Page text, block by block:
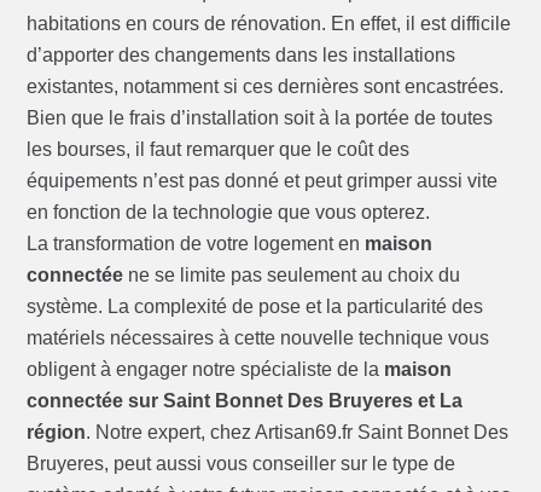
habitations en cours de rénovation. En effet, il est difficile
d’apporter des changements dans les installations
existantes, notamment si ces dernières sont encastrées.
Bien que le frais d’installation soit à la portée de toutes
les bourses, il faut remarquer que le coût des
équipements n’est pas donné et peut grimper aussi vite
en fonction de la technologie que vous opterez.
La transformation de votre logement en maison
connectée ne se limite pas seulement au choix du
système. La complexité de pose et la particularité des
matériels nécessaires à cette nouvelle technique vous
obligent à engager notre spécialiste de la maison
connectée sur Saint Bonnet Des Bruyeres et La
région. Notre expert, chez Artisan69.fr Saint Bonnet Des
Bruyeres, peut aussi vous conseiller sur le type de